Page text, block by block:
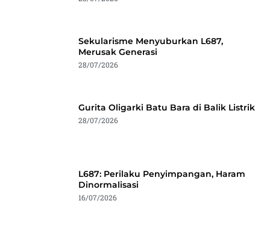
Sekularisme Menyuburkan L687,
Merusak Generasi
28/07/2026
Gurita Oligarki Batu Bara di Balik Listrik
28/07/2026
L687: Perilaku Penyimpangan, Haram
Dinormalisasi
16/07/2026